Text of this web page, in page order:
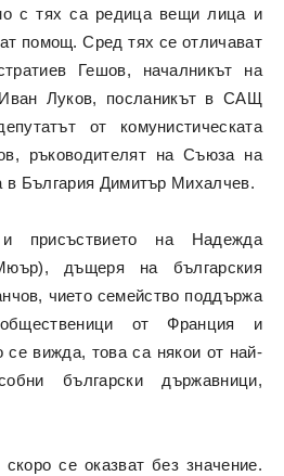
с тях са редица вещи лица и
помощ. Сред тях се отличават
Гешов, началникът на
Луков, посланикът в САЩ
от комунистическата
ръководителят на Съюза на
в България Димитър Михалчев.
присъствието на Надежда
дъщеря на българския
чието семейство поддържа
от Франция и
се вижда, това са някои от най-
български държавници,
се оказват без значение.